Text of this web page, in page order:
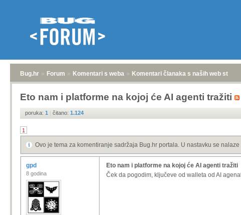
Bug.hr » Forum » Komentari s weba » Komentari članaka s naših web
Eto nam i platforme na kojoj će AI agenti tražiti
poruka: 1 | čitano: 1.124
1
Ovo je tema za komentiranje sadržaja Bug.hr portala. U nastavku se
gpd
8 godina
Eto nam i platforme na kojoj će AI agenti tražiti
Ček da pogodim, ključeve od walleta od AI